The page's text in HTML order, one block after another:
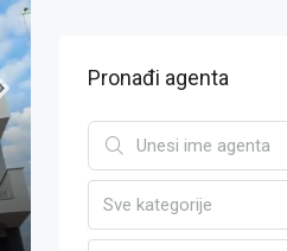
Pronađi agenta
Sve kategorije